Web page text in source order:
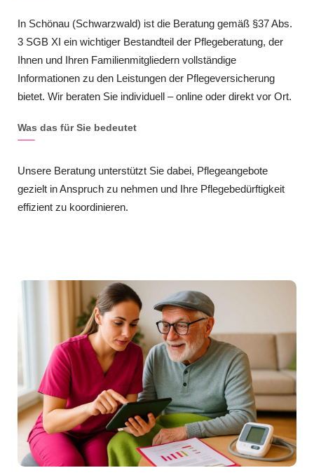
In Schönau (Schwarzwald) ist die Beratung gemäß §37 Abs.
3 SGB XI ein wichtiger Bestandteil der Pflegeberatung, der
Ihnen und Ihren Familienmitgliedern vollständige
Informationen zu den Leistungen der Pflegeversicherung
bietet. Wir beraten Sie individuell – online oder direkt vor Ort.
Was das für Sie bedeutet
Unsere Beratung unterstützt Sie dabei, Pflegeangebote
gezielt in Anspruch zu nehmen und Ihre Pflegebedürftigkeit
effizient zu koordinieren.